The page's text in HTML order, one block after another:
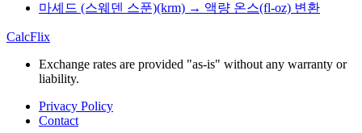
마셰드 (스웨덴 스푼)(krm) → 액량 온스(fl-oz) 변환
CalcFlix
Exchange rates are provided "as-is" without any warranty or
liability.
Privacy Policy
Contact